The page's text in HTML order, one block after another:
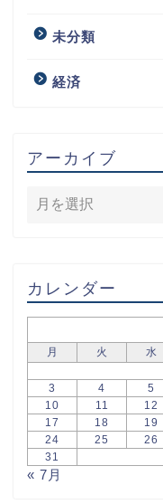
未分類
経済
アーカイブ
カレンダー
月
火 水
3
4 5
10
11 12
17
18 19
24
25 26
31
« 7月